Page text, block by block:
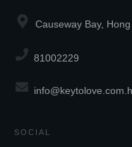
Causeway Bay,
81002229
SOCIAL